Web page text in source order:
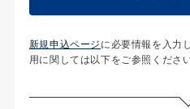
新規申込ページ に必要情報を入力
用に関しては以下をご参照ください